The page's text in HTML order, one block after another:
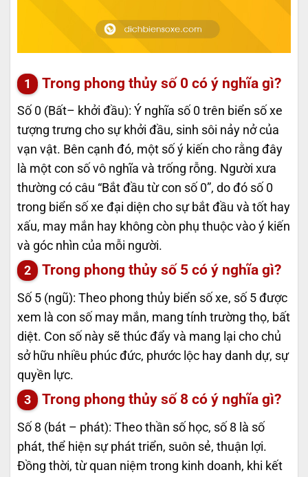
Trong phong thủy số 0 có ý nghĩa gì?
Số 0 (Bất– khởi đầu): Ý nghĩa số 0 trên biển số xe
tượng trưng cho sự khởi đầu, sinh sôi nảy nở của
vạn vật. Bên cạnh đó, một số ý kiến cho rằng đây
là một con số vô nghĩa và trống rỗng. Người xưa
thường có câu “Bắt đầu từ con số 0”, do đó số 0
trong biển số xe đại diện cho sự bắt đầu và tốt hay
xấu, may mắn hay không còn phụ thuộc vào ý kiến
và góc nhìn của mỗi người.
Trong phong thủy số 5 có ý nghĩa gì?
Số 5 (ngũ): Theo phong thủy biển số xe, số 5 được
xem là con số may mắn, mang tính trường thọ, bất
diệt. Con số này sẽ thúc đẩy và mang lại cho chủ
sở hữu nhiều phúc đức, phước lộc hay danh dự, sự
quyền lực.
Trong phong thủy số 8 có ý nghĩa gì?
Số 8 (bát – phát): Theo thần số học, số 8 là số
phát, thể hiện sự phát triển, suôn sẻ, thuận lợi.
Đồng thời, từ quan niệm trong kinh doanh, khi kết